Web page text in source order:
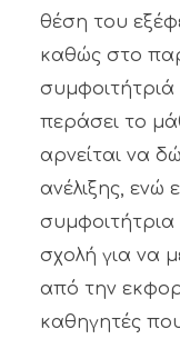
θέση του
καθώς στο
συμφοιτήτριά
περάσει το
αρνείται να
ανέλιξης, ενώ
συμφοιτήτρια
σχολή για να
από την
καθηγητές